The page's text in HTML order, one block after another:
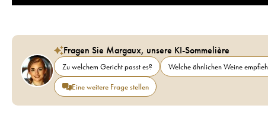
Fragen Sie Margaux, unsere KI-Sommelière
Zu welchem Gericht passt es? Welche ähnlichen Weine
Eine weitere Frage stellen